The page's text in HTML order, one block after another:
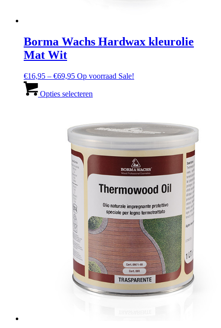
Borma Wachs Hardwax kleurolie
Mat Wit
€16,95 – €69,95Prijsbereik:
tot
Op voorraad Sale!
Opties selecteren
De
opties
kunnen
worden
op
de
productpagina